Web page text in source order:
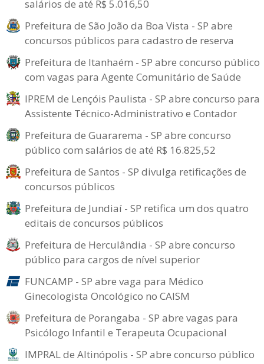
salários de até R$ 5.016,50
Prefeitura de São João da Boa Vista - SP abre
concursos públicos para cadastro de reserva
Prefeitura de Itanhaém - SP abre concurso público
com vagas para Agente Comunitário de Saúde
IPREM de Lençóis Paulista - SP abre concurso para
Assistente Técnico-Administrativo e Contador
Prefeitura de Guararema - SP abre concurso
público com salários de até R$ 16.825,52
Prefeitura de Santos - SP divulga retificações de
concursos públicos
Prefeitura de Jundiaí - SP retifica um dos quatro
editais de concursos públicos
Prefeitura de Herculândia - SP abre concurso
público para cargos de nível superior
FUNCAMP - SP abre vaga para Médico
Ginecologista Oncológico no CAISM
Prefeitura de Porangaba - SP abre vagas para
Psicólogo Infantil e Terapeuta Ocupacional
IMPRAL de Altinópolis - SP abre concurso público